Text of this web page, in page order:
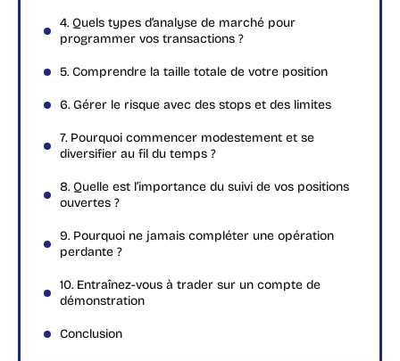
4. Quels types d’analyse de marché pour
programmer vos transactions ?
5. Comprendre la taille totale de votre position
6. Gérer le risque avec des stops et des limites
7. Pourquoi commencer modestement et se
diversifier au fil du temps ?
8. Quelle est l’importance du suivi de vos positions
ouvertes ?
9. Pourquoi ne jamais compléter une opération
perdante ?
10. Entraînez-vous à trader sur un compte de
démonstration
Conclusion